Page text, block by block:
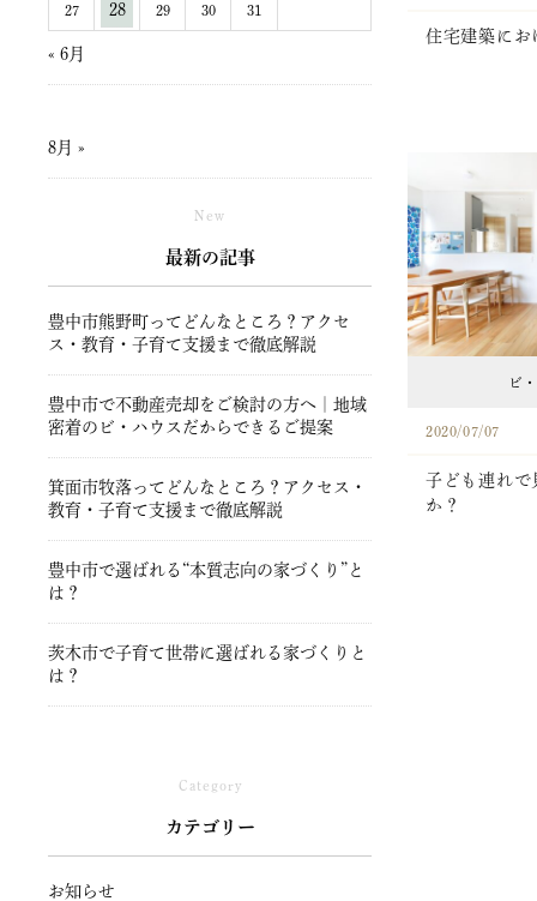
住宅建築にお
ビ
2020/07/07
子ども連れで
か？
27 28 29 30 31
« 6月
8月 »
New
最新の記事
豊中市熊野町ってどんなところ？アクセ
ス・教育・子育て支援まで徹底解説
豊中市で不動産売却をご検討の方へ｜地域
密着のビ・ハウスだからできるご提案
箕面市牧落ってどんなところ？アクセス・
教育・子育て支援まで徹底解説
豊中市で選ばれる“本質志向の家づくり”と
は？
茨木市で子育て世帯に選ばれる家づくりと
は？
Category
カテゴリー
お知らせ